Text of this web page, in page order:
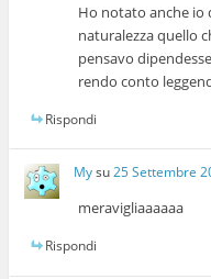
Ho notato anche io
naturalezza quello
pensavo
rendo conto
Rispondi
Mysu25 Settembre
meravigliaaaaaa
Rispondi